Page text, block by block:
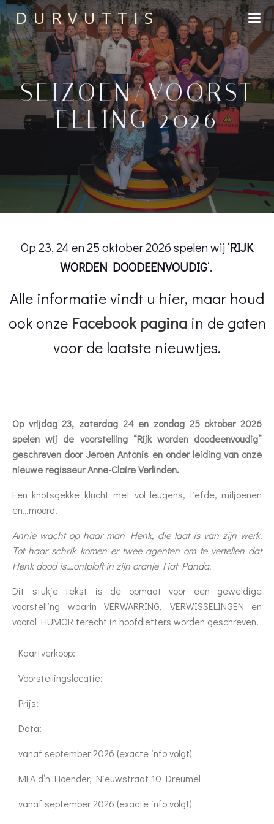
DURVUTTIS
SEIZOEN/VOORST
ELLING 2026
Op 23, 24 en 25 oktober 2026 spelen wij ‘RIJK
WORDEN DOODEENVOUDIG‘.
Alle informatie vindt u hier, maar houd
ook onze Facebook paginain de gaten
voor de laatste nieuwtjes.
Op vrijdag 23, zaterdag 24 en zondag 25 oktober 2026
spelen wij de voorstelling “Rijk worden doodeenvoudig”
geschreven door Jeroen Antonis en onder leiding van onze
nieuwe regisseur Anne-Claire Verlinden.
Een knotsgekke klucht met vol leugens, liefde, miljoenen
en…moord.
Annie wacht op haar man Henk, die laat is van zijn werk.
Tot haar schrik komen er twee agenten om te vertellen dat
Henk dood is….ontploft in zijn oranje Fiat Panda.
Dit stukje tekst is de opmaat voor een geweldige
voorstelling waarin VERWARRING, VERWISSELINGEN en
vooral HUMOR terecht in hoofdletters worden geschreven.
Kaartverkoop:
Voorstellingslocatie:
Prijs:
Data:
vanaf september 2026 (exacte info volgt)
MFA d’n Hoender, Nieuwstraat 10 Dreumel
vanaf september 2026 (exacte info volgt)